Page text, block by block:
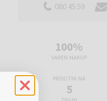
080 45 59
100%
VAREN NAKUP
PRISOTNI NA
5